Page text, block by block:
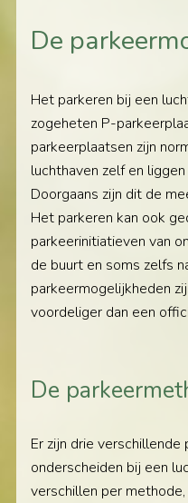
De
Het parkeren bij een
zogeheten P-
parkeerplaatsen zijn
luchthaven zelf en
Doorgaans zijn dit de
Het parkeren kan ook
parkeerinitiatieven van
de buurt en soms zelfs
parkeermogelijkheden
voordeliger dan een
De
Er zijn drie
onderscheiden bij een
verschillen per